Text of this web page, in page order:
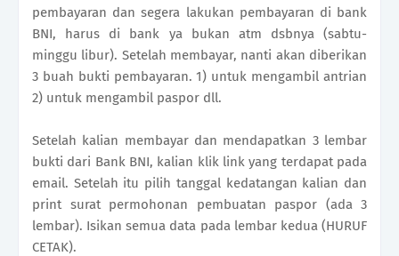
pembayaran dan segera lakukan pembayaran di bank
BNI, harus di bank ya bukan atm dsbnya (sabtu-
minggu libur). Setelah membayar, nanti akan diberikan
3 buah bukti pembayaran. 1) untuk mengambil antrian
2) untuk mengambil paspor dll.
Setelah kalian membayar dan mendapatkan 3 lembar
bukti dari Bank BNI, kalian klik link yang terdapat pada
email. Setelah itu pilih tanggal kedatangan kalian dan
print surat permohonan pembuatan paspor (ada 3
lembar). Isikan semua data pada lembar kedua (HURUF
CETAK).